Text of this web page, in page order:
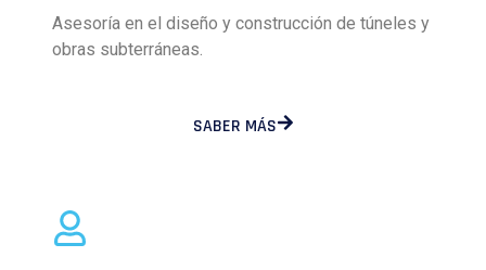
Asesoría en el diseño y construcción de túneles y
obras subterráneas.
SABER MÁS